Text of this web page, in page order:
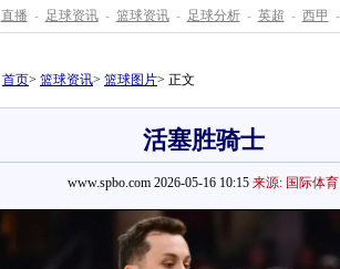
直播 - 足球资讯 - 篮球资讯 - 足球分析 - 英超 - 西甲 -
首页> 篮球资讯> 篮球图片> 正文
活塞胜骑士
www.spbo.com 2026-05-16 10:15 来源: 国际体育